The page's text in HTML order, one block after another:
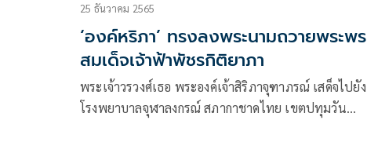
25 ธันวาคม 2565
‘องค์หริภา’ ทรงลงพระนามถวายพระพร
สมเด็จเจ้าฟ้าพัชรกิติยาภา
พระเจ้าวรวงศ์เธอ พระองค์เจ้าสิริภาจุฑาภรณ์ เสด็จไปยัง
โรงพยาบาลจุฬาลงกรณ์ สภากาชาดไทย เขตปทุมวัน